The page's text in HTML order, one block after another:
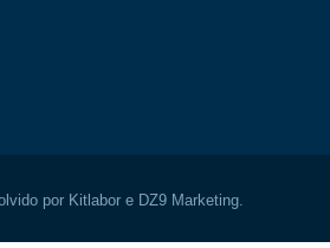
por Kitlabor e DZ9 Marketing.